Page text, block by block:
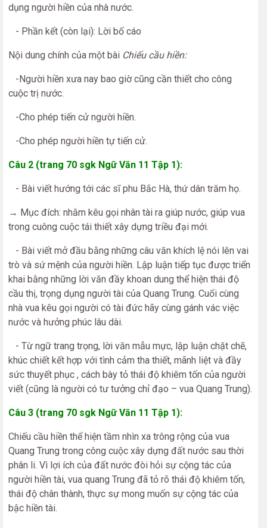
dụng người hiền của nhà nước.
- Phần kết (còn lại): Lời bố cáo
Nội dung chính của một bài Chiếu cầu hiền:
-Người hiền xưa nay bao giờ cũng cần thiết cho công
cuộc trị nước.
-Cho phép tiến cử người hiền.
-Cho phép người hiền tự tiến cử.
Câu 2 (trang 70 sgk Ngữ Văn 11 Tập 1):
- Bài viết hướng tới các sĩ phu Bắc Hà, thứ dân trăm họ.
→ Mục đích: nhằm kêu gọi nhân tài ra giúp nước, giúp vua
trong cuông cuộc tái thiết xây dựng triều đại mới.
- Bài viết mở đầu bằng những câu văn khích lệ nói lên vai
trò và sứ mệnh của người hiền. Lập luận tiếp tục được triển
khai bằng những lời văn đầy khoan dung thể hiện thái độ
cầu thị, trọng dụng người tài của Quang Trung. Cuối cùng
nhà vua kêu gọi người có tài đức hãy cùng gánh vác việc
nước và hưởng phúc lâu dài.
- Từ ngữ trang trọng, lời văn mẫu mực, lập luận chặt chẽ,
khúc chiết kết hợp với tình cảm tha thiết, mãnh liệt và đầy
sức thuyết phục , cách bày tỏ thái độ khiêm tốn của người
viết (cũng là người có tư tưởng chỉ đạo – vua Quang Trung).
Câu 3 (trang 70 sgk Ngữ Văn 11 Tập 1):
Chiếu cầu hiền thể hiện tầm nhìn xa trông rộng của vua
Quang Trung trong công cuộc xây dựng đất nước sau thời
phân li. Vì lợi ích của đất nước đòi hỏi sự cộng tác của
người hiền tài, vua quang Trung đã tỏ rõ thái độ khiêm tốn,
thái độ chân thành, thực sự mong muốn sự cộng tác của
bậc hiền tài.